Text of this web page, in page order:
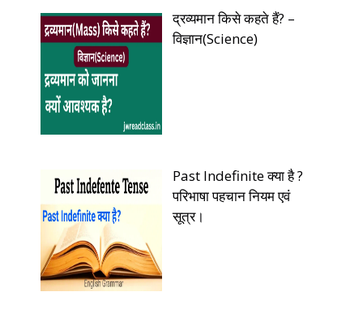
द्रव्यमान किसे कहते हैं? –
विज्ञान(Science)
Past Indefinite क्या है ?
परिभाषा पहचान नियम एवं
सूत्र।